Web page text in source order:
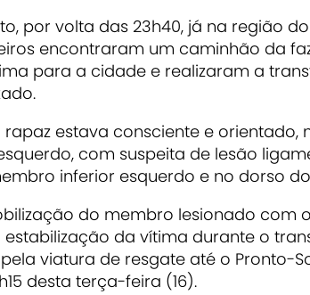
por volta das 23h40, já na região
encontraram um caminhão da
para a cidade e realizaram a
rapaz estava consciente e orientado,
com suspeita de lesão
inferior esquerdo e no dorso
do membro lesionado com
da vítima durante o
viatura de resgate até o Pronto-
desta terça-feira (16).